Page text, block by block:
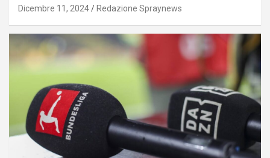
Dicembre 11, 2024 Redazione Spraynews